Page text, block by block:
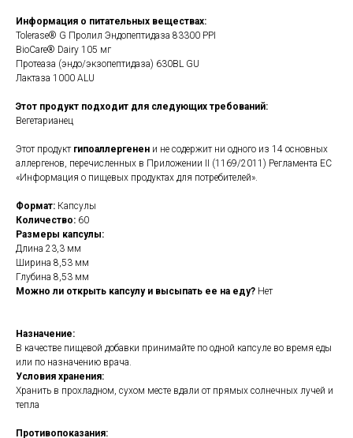
Информация о питательных веществах:
Tolerase® G Пролил Эндопептидаза 83300 PPI
BioCare® Dairy 105 мг
Протеаза (эндо/экзопептидаза) 630BL GU
Лактаза 1000 ALU
Этот продукт подходит для следующих требований:
Вегетарианец
Этот продукт гипоаллергенен и не содержит ни одного из 14 основных
аллергенов, перечисленных в Приложении II (1169/2011) Регламента ЕС
«Информация о пищевых продуктах для потребителей».
Формат: Капсулы
Количество: 60
Размеры капсулы:
Длина 23,3 мм
Ширина 8,53 мм
Глубина 8,53 мм
Можно ли открыть капсулу и высыпать ее на еду? Нет
Назначение:
В качестве пищевой добавки принимайте по одной капсуле во время еды
или по назначению врача.
Условия хранения:
Хранить в прохладном, сухом месте вдали от прямых солнечных лучей и
тепла
Противопоказания: